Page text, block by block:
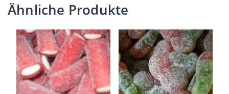
Ähnliche Produkte